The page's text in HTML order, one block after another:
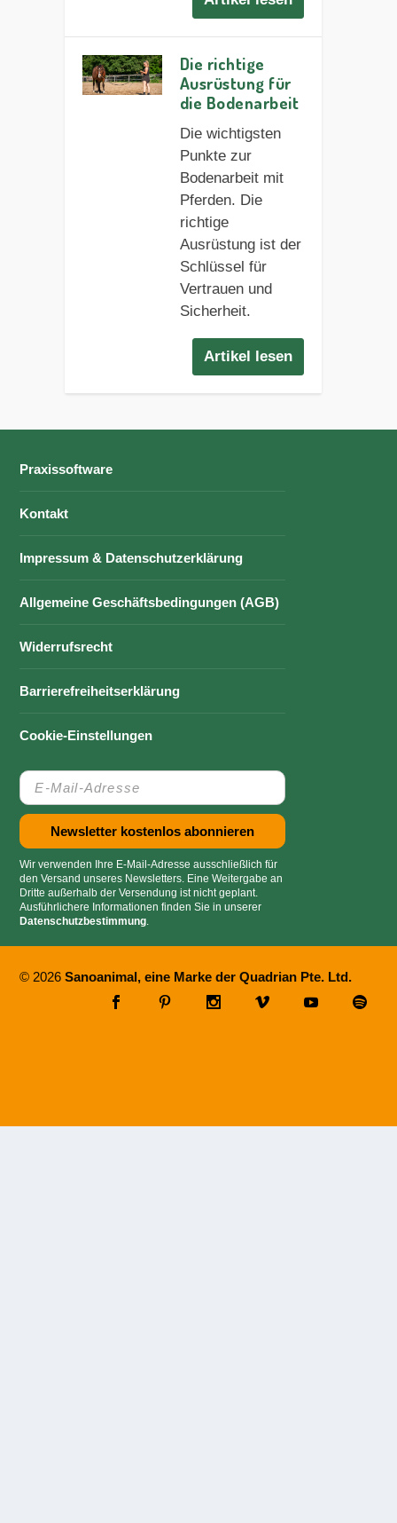
Die richtige
Ausrüstung für
die Bodenarbeit
Die wichtigsten
Punkte zur
Bodenarbeit mit
Pferden. Die
richtige
Ausrüstung ist der
Schlüssel für
Vertrauen und
Sicherheit.
Artikel lesen
Praxissoftware
Kontakt
Impressum & Datenschutzerklärung
Allgemeine Geschäftsbedingungen (AGB)
Widerrufsrecht
Barrierefreiheitserklärung
Cookie-Einstellungen
Wir verwenden Ihre E-Mail-Adresse ausschließlich für
den Versand unseres Newsletters. Eine Weitergabe an
Dritte außerhalb der Versendung ist nicht geplant.
Ausführlichere Informationen finden Sie in unserer
Datenschutzbestimmung.
© 2026Sanoanimal, eine Marke der Quadrian Pte. Ltd.